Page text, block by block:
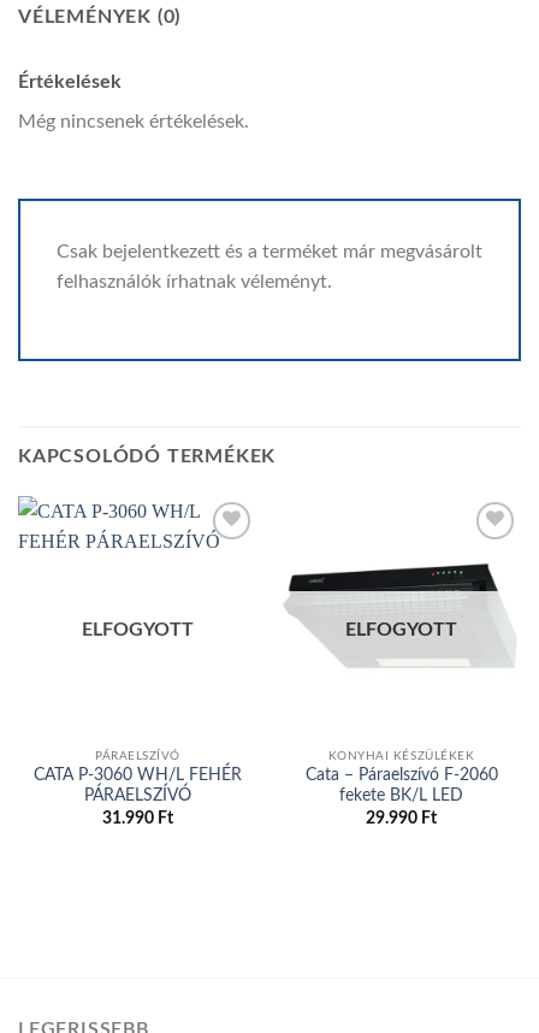
VÉLEMÉNYEK (0)
Értékelések
Még nincsenek értékelések.
Csak bejelentkezett és a terméket már megvásárolt
felhasználók írhatnak véleményt.
KAPCSOLÓDÓ TERMÉKEK
ELFOGYOTT
PÁRAELSZÍVÓ
CATA P-3060 WH/L FEHÉR
PÁRAELSZÍVÓ
31.990 Ft
Add to
wishlist
ELFOGYOTT
KONYHAI KÉSZÜLÉKEK
Cata – Páraelszívó F-2060
fekete BK/L LED
29.990 Ft